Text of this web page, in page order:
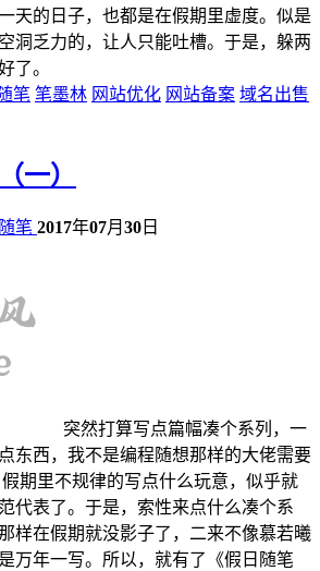
天的日子，也都是在假期里虚度。似是
洞乏力的，让人只能吐槽。于是，躲两
了。
笔 笔墨林 网站优化 网站备案 域名出售
一）
笔 2017年07月 30 日
突然打算写点篇幅凑个系列，一
东西，我不是编程随想那样的大佬需要
期里不规律的写点什么玩意，似乎就
代表了。于是，索性来点什么凑个系
样在假期就没影子了，二来不像慕若曦
万年一写。所以，就有了《假日随笔